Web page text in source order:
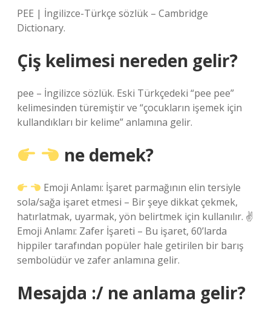
PEE | İngilizce-Türkçe sözlük – Cambridge
Dictionary.
Çiş kelimesi nereden gelir?
pee – İngilizce sözlük. Eski Türkçedeki “pee pee”
kelimesinden türemiştir ve “çocukların işemek için
kullandıkları bir kelime” anlamına gelir.
ne demek?
Emoji Anlamı: İşaret parmağının elin tersiyle
sola/sağa işaret etmesi – Bir şeye dikkat çekmek,
hatırlatmak, uyarmak, yön belirtmek için kullanılır. ✌
Emoji Anlamı: Zafer İşareti – Bu işaret, 60’larda
hippiler tarafından popüler hale getirilen bir barış
sembolüdür ve zafer anlamına gelir.
Mesajda :/ ne anlama gelir?